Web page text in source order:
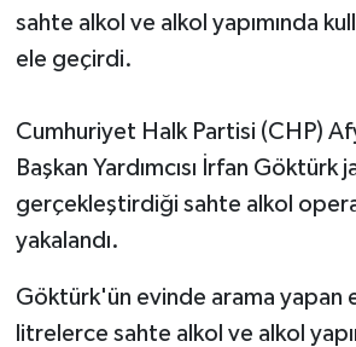
sahte alkol ve alkol yapımında
ele geçirdi.
Cumhuriyet Halk Partisi (CHP)
Başkan Yardımcısı İrfan Göktürk
gerçekleştirdiği sahte alkol
yakalandı.
Göktürk'ün evinde arama yapan
litrelerce sahte alkol ve alkol